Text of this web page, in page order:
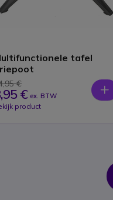
tafel
€
€ ex. BTW
product